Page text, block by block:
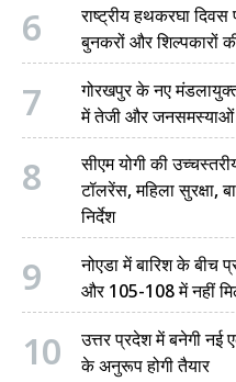
6
राष्ट्रीय हथकरघा
बुनकरों और शिल्पकारों
7
गोरखपुर के नए
में तेजी और जनसमस्याओं
8
सीएम योगी की
टॉलरेंस, महिला सुरक्षा,
निर्देश
9
नोएडा में बारिश के बीच
और 105-108 में नहीं
10
उत्तर प्रदेश में बनेगी नई
के अनुरूप होगी तैयार